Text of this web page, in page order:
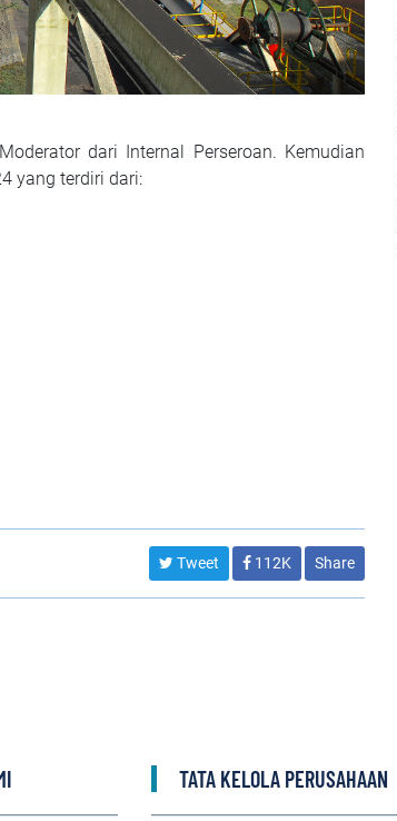
dari Internal Perseroan. Kemudian
yang terdiri dari:
Tweet 112K Share
TATA KELOLA PERUSAHAAN